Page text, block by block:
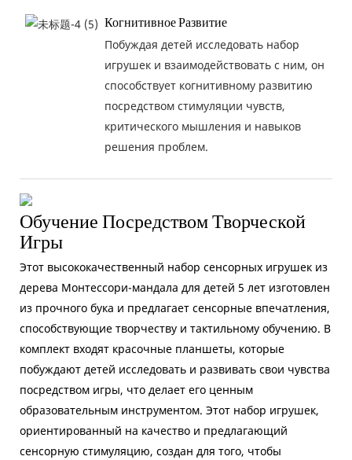
Когнитивное Развитие
Побуждая детей исследовать набор
игрушек и взаимодействовать с ним, он
способствует когнитивному развитию
посредством стимуляции чувств,
критического мышления и навыков
решения проблем.
Обучение Посредством Творческой
Игры
Этот высококачественный набор сенсорных игрушек из
дерева Монтессори-мандала для детей 5 лет изготовлен
из прочного бука и предлагает сенсорные впечатления,
способствующие творчеству и тактильному обучению. В
комплект входят красочные планшеты, которые
побуждают детей исследовать и развивать свои чувства
посредством игры, что делает его ценным
образовательным инструментом. Этот набор игрушек,
ориентированный на качество и предлагающий
сенсорную стимуляцию, создан для того, чтобы